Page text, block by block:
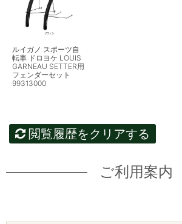
ルイガノ スポーツ自
転車 ドロヨケ LOUIS
GARNEAU SETTER用
フェンダーセット
99313000
閲覧履歴をクリアする
ご利用案内